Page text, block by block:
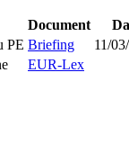
Document
PE Briefing
11/
EUR-Lex